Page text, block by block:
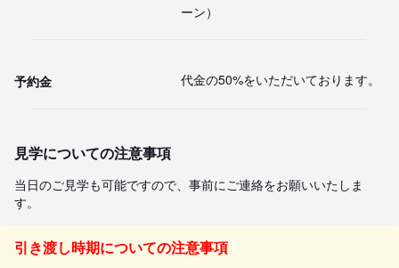
ーン）
予約金 代金の50%をいただいております。
見学についての注意事項
当日のご見学も可能ですので、事前にご連絡をお願いいたしま
す。
引き渡し時期についての注意事項